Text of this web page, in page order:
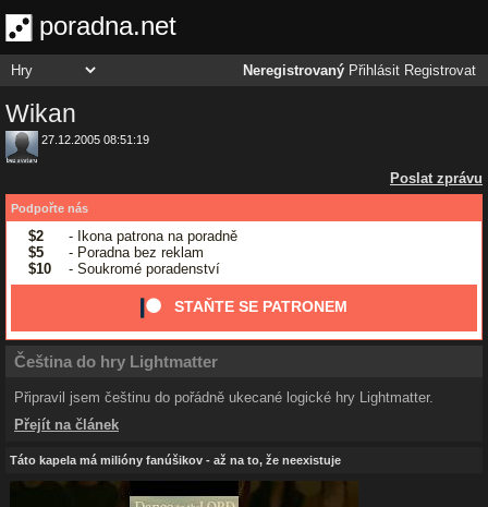
poradna.net
Neregistrovaný Přihlásit Registrovat
Wikan
27.12.2005 08:51:19
Poslat zprávu
Podpořte nás
$2
- Ikona patrona na poradně
$5
- Poradna bez reklam
$10
- Soukromé poradenství
STAŇTE SE PATRONEM
Čeština do hry Lightmatter
Připravil jsem češtinu do pořádně ukecané logické hry Lightmatter.
Přejít na článek
Táto kapela má milióny fanúšikov - až na to, že neexistuje